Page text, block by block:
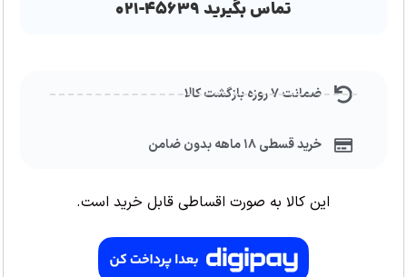
تماس بگیرید ۴۵۶۳۹-۰۲۱
ضمانت ۷ روزه بازگشت کالا
خرید قسطی ۱۸ ماهه بدون ضامن
این کالا به صورت اقساطی قابل خرید است.